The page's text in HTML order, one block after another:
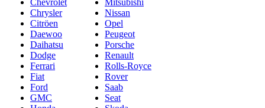
Chrysler
Citröen
Daewoo
Daihatsu
Dodge
Ferrari
Fiat
Ford
GMC
Nissan
Opel
Peugeot
Porsche
Renault
Rolls-Royce
Rover
Saab
Seat